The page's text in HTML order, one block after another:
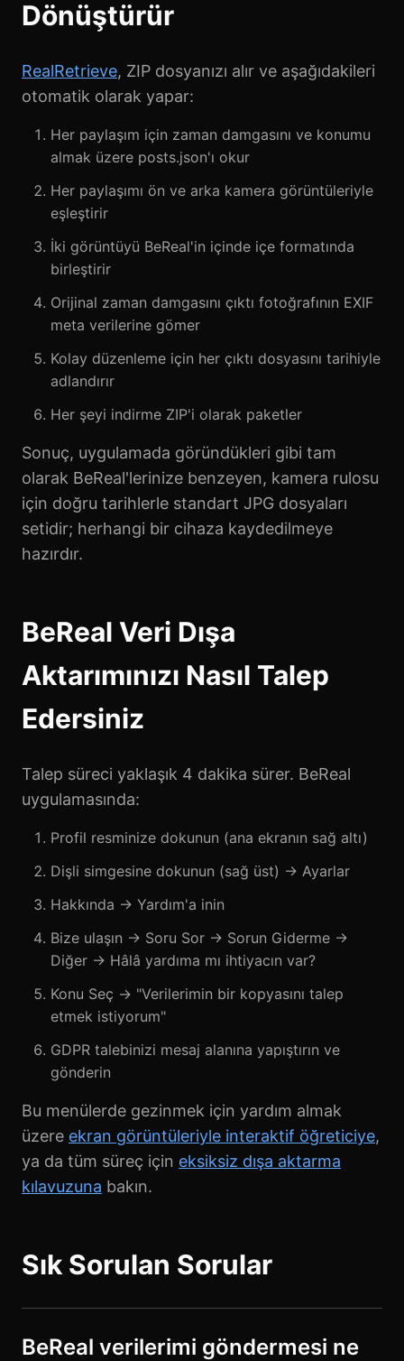
Dönüştürür
RealRetrieve, ZIP dosyanızı alır ve aşağıdakileri
otomatik olarak yapar:
Her paylaşım için zaman damgasını ve konumu
almak üzere posts.json'ı okur
Her paylaşımı ön ve arka kamera görüntüleriyle
eşleştirir
İki görüntüyü BeReal'in içinde içe formatında
birleştirir
Orijinal zaman damgasını çıktı fotoğrafının EXIF
meta verilerine gömer
Kolay düzenleme için her çıktı dosyasını tarihiyle
adlandırır
Her şeyi indirme ZIP'i olarak paketler
Sonuç, uygulamada göründükleri gibi tam
olarak BeReal'lerinize benzeyen, kamera rulosu
için doğru tarihlerle standart JPG dosyaları
setidir; herhangi bir cihaza kaydedilmeye
hazırdır.
BeReal Veri Dışa
Aktarımınızı Nasıl Talep
Edersiniz
Talep süreci yaklaşık 4 dakika sürer. BeReal
uygulamasında:
Profil resminize dokunun (ana ekranın sağ altı)
Dişli simgesine dokunun (sağ üst) → Ayarlar
Hakkında → Yardım'a inin
Bize ulaşın → Soru Sor → Sorun Giderme →
Diğer → Hâlâ yardıma mı ihtiyacın var?
Konu Seç → "Verilerimin bir kopyasını talep
etmek istiyorum"
GDPR talebinizi mesaj alanına yapıştırın ve
gönderin
Bu menülerde gezinmek için yardım almak
üzere ekran görüntüleriyle interaktif öğreticiye,
ya da tüm süreç için eksiksiz dışa aktarma
kılavuzuna bakın.
Sık Sorulan Sorular
BeReal verilerimi göndermesi ne